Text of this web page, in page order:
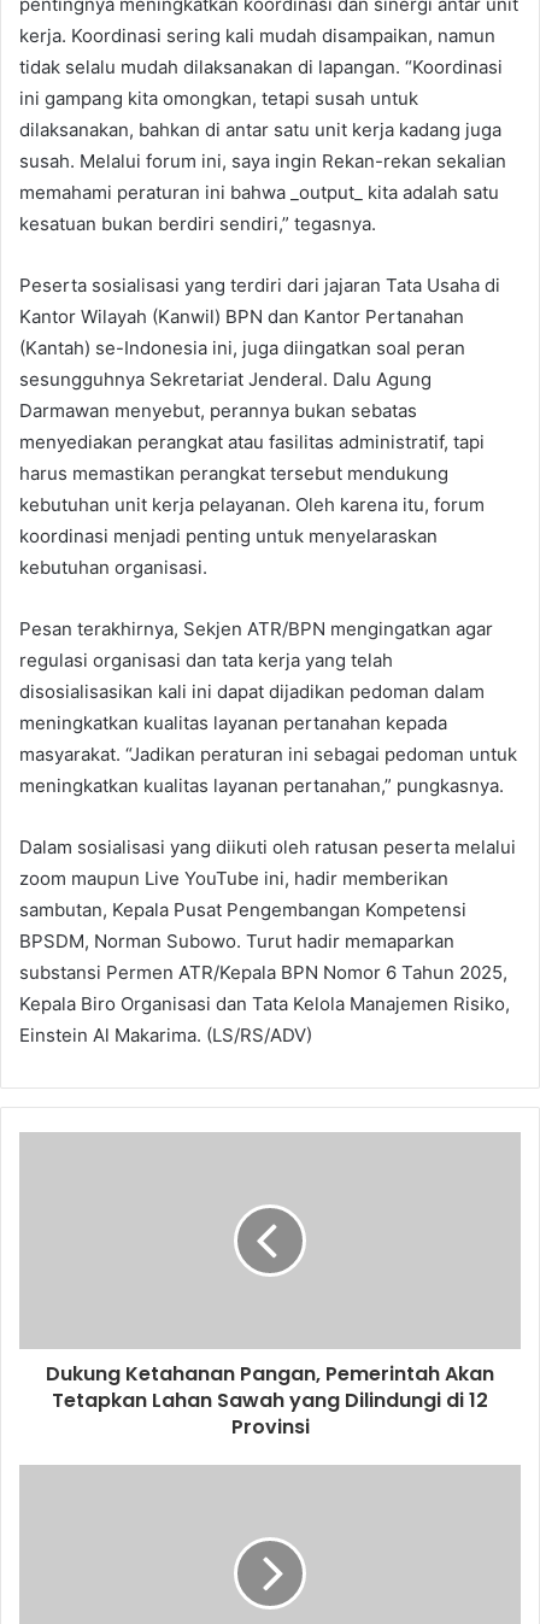
pentingnya meningkatkan koordinasi dan sinergi antar unit
kerja. Koordinasi sering kali mudah disampaikan, namun
tidak selalu mudah dilaksanakan di lapangan. “Koordinasi
ini gampang kita omongkan, tetapi susah untuk
dilaksanakan, bahkan di antar satu unit kerja kadang juga
susah. Melalui forum ini, saya ingin Rekan-rekan sekalian
memahami peraturan ini bahwa _output_ kita adalah satu
kesatuan bukan berdiri sendiri,” tegasnya.
Peserta sosialisasi yang terdiri dari jajaran Tata Usaha di
Kantor Wilayah (Kanwil) BPN dan Kantor Pertanahan
(Kantah) se-Indonesia ini, juga diingatkan soal peran
sesungguhnya Sekretariat Jenderal. Dalu Agung
Darmawan menyebut, perannya bukan sebatas
menyediakan perangkat atau fasilitas administratif, tapi
harus memastikan perangkat tersebut mendukung
kebutuhan unit kerja pelayanan. Oleh karena itu, forum
koordinasi menjadi penting untuk menyelaraskan
kebutuhan organisasi.
Pesan terakhirnya, Sekjen ATR/BPN mengingatkan agar
regulasi organisasi dan tata kerja yang telah
disosialisasikan kali ini dapat dijadikan pedoman dalam
meningkatkan kualitas layanan pertanahan kepada
masyarakat. “Jadikan peraturan ini sebagai pedoman untuk
meningkatkan kualitas layanan pertanahan,” pungkasnya.
Dalam sosialisasi yang diikuti oleh ratusan peserta melalui
zoom maupun Live YouTube ini, hadir memberikan
sambutan, Kepala Pusat Pengembangan Kompetensi
BPSDM, Norman Subowo. Turut hadir memaparkan
substansi Permen ATR/Kepala BPN Nomor 6 Tahun 2025,
Kepala Biro Organisasi dan Tata Kelola Manajemen Risiko,
Einstein Al Makarima. (LS/RS/ADV)
Dukung Ketahanan Pangan, Pemerintah Akan
Tetapkan Lahan Sawah yang Dilindungi di 12
Provinsi